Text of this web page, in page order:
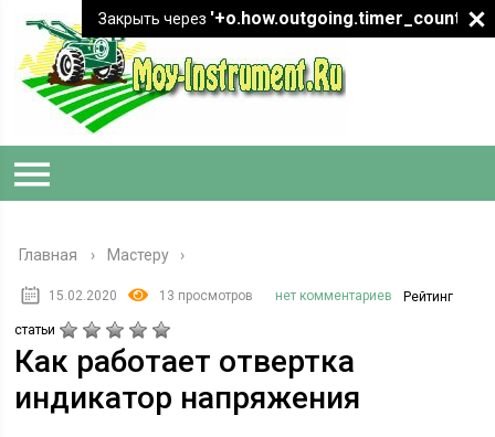
Главная › Мастеру
15.02.2020 13 просмотров нет комментариев Рейтинг
статьи
Как работает отвертка
индикатор напряжения
Закрыть через '+o.how.outgoing.timer_count+"